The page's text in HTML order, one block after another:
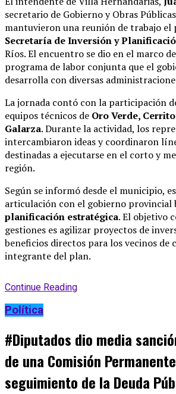
secretario de Gobierno y Obras
mantuvieron una reunión de trabajo el
Secretaría de Inversión y
Ríos.El encuentro se dio en el marco
programa de labor conjunta que el
desarrolla con diversas
La jornada contó con la participación
equipos técnicos de Oro Verde,
Galarza.Durante la actividad, los
intercambiaron ideas y coordinaron
destinadas a ejecutarse en el corto y
región.
Según se informó desde el municipio,
articulación con el gobierno provincial
planificación estratégica.El objetivo
gestiones es agilizar proyectos de
beneficios directos para los vecinos de
integrante del plan.
Continue Reading
Política
#Diputados dio media
de una Comisión
seguimiento de la Deuda